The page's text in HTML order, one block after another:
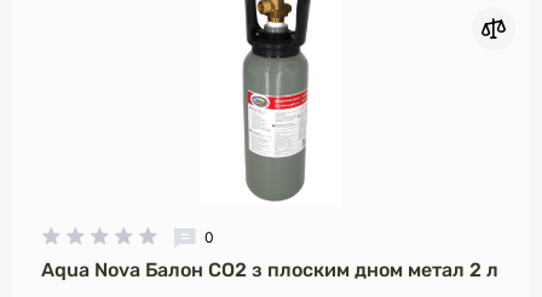
0
Aqua Nova Балон CO2 з плоским дном метал 2 л